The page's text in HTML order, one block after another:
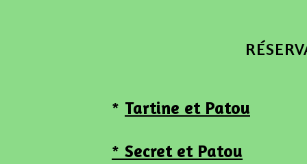
* Tartine et Patou
* Secret et Patou